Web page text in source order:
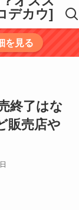
デカウ]
を見る
終了はな
販売店や